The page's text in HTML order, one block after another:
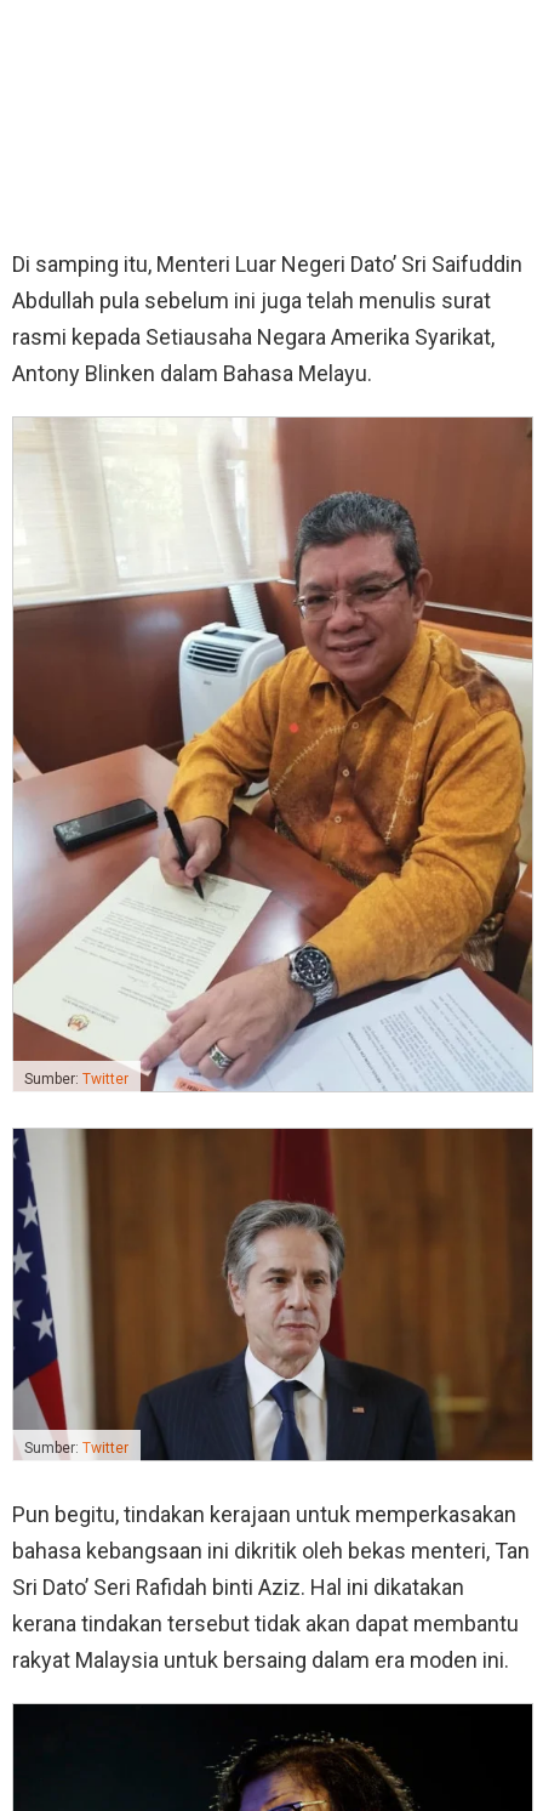
Di samping itu, Menteri Luar Negeri Dato’ Sri Saifuddin
Abdullah pula sebelum ini juga telah menulis surat
rasmi kepada Setiausaha Negara Amerika Syarikat,
Antony Blinken dalam Bahasa Melayu.
Sumber: Twitter
Sumber: Twitter
Pun begitu, tindakan kerajaan untuk memperkasakan
bahasa kebangsaan ini dikritik oleh bekas menteri, Tan
Sri Dato’ Seri Rafidah binti Aziz. Hal ini dikatakan
kerana tindakan tersebut tidak akan dapat membantu
rakyat Malaysia untuk bersaing dalam era moden ini.